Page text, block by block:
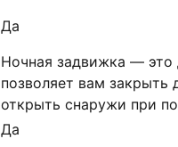
Да
Ночная задвижка — это
позволяет вам закрыть
открыть снаружи при
Да